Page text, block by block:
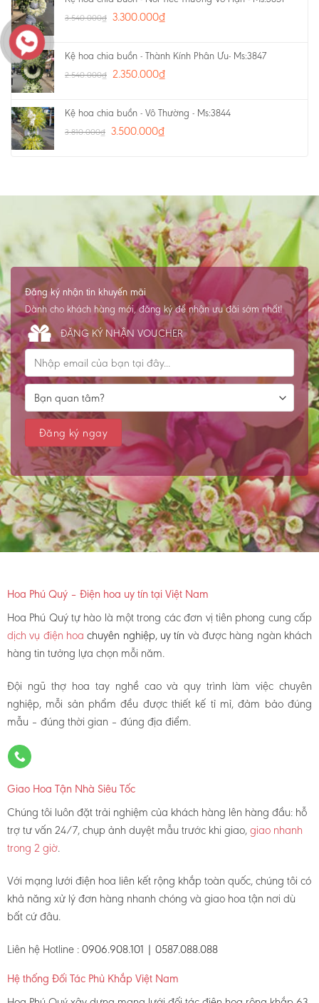
3.540.000₫ 3.300.000₫
Kệ hoa chia buồn - Thành Kính Phân Ưu- Ms:3847
2.540.000₫ 2.350.000₫
Kệ hoa chia buồn - Vô Thường - Ms:3844
3.810.000₫ 3.500.000₫
Đăng ký nhận tin khuyến mãi
Dành cho khách hàng mới, đăng ký để nhận ưu đãi sớm nhất!
ĐĂNG KÝ NHẬN VOUCHER
Hoa Phú Quý – Điện hoa uy tín tại Việt Nam
Hoa Phú Quý tự hào là một trong các đơn vị tiên phong cung cấp
dịch vụ điện hoachuyên nghiệp, uy tín và được hàng ngàn khách
hàng tin tưởng lựa chọn mỗi năm.
Đội ngũ thợ hoa tay nghề cao và quy trình làm việc chuyên
nghiệp, mỗi sản phẩm đều được thiết kế tỉ mỉ, đảm bảo đúng
mẫu – đúng thời gian – đúng địa điểm.
Giao Hoa Tận Nhà Siêu Tốc
Chúng tôi luôn đặt trải nghiệm của khách hàng lên hàng đầu: hỗ
trợ tư vấn 24/7, chụp ảnh duyệt mẫu trước khi giao,giao nhanh
trong 2 giờ.
Với mạng lưới điện hoa liên kết rộng khắp toàn quốc, chúng tôi có
khả năng xử lý đơn hàng nhanh chóng và giao hoa tận nơi dù
bất cứ đâu.
Liên hệ Hotline : 0906.908.101 | 0587.088.088
Hệ thống Đối Tác Phủ Khắp Việt Nam